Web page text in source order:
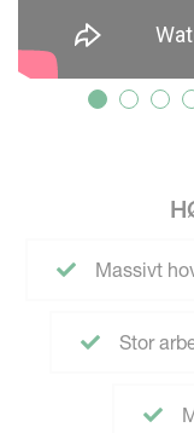
Massivt
Stor